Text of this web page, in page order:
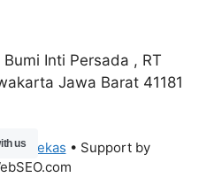
Inti Persada , RT
Jawa Barat 41181
Bekas • Support by
us